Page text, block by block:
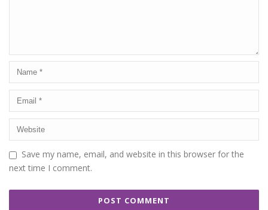
Save my name, email, and website in this browser for the
next time I comment.